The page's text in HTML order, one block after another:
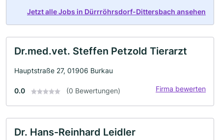
Jetzt alle Jobs in Dürrröhrsdorf-Dittersbach ansehen
Dr.med.vet. Steffen Petzold Tierarzt
Hauptstraße 27, 01906 Burkau
0.0 (0 Bewertungen) Firma bewerten
Dr. Hans-Reinhard Leidler